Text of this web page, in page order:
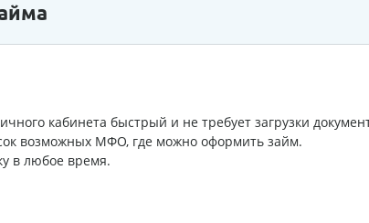
кабинета быстрый и не требует загрузки
возможных МФО, где можно оформить займ.
в любое время.